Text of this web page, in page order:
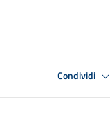
Condividi